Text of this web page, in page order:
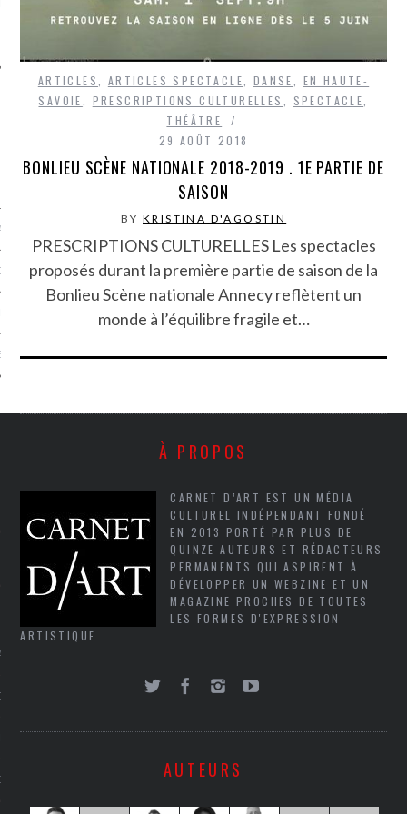
CARAVELLE
PODCAST
CARAVELLE
PODCAST
ARTICLES ARTICLES SPECTACLE DANSE
EN HAUTE-
SAVOIE
PRESCRIPTIONS CULTURELLES SPECTACLE
THÉÂTRE
29 AOÛT 2018
BONLIEU SCÈNE NATIONALE 2018-2019 . 1E PARTIE DE
SAISON
BY KRISTINA D'AGOSTIN
PRESCRIPTIONS CULTURELLES Les spectacles
proposés durant la première partie de saison de la
Bonlieu Scène nationale Annecy reflètent un
monde à l’équilibre fragile et…
À PROPOS
CARNET D’ART EST UN MÉDIA
CULTUREL INDÉPENDANT FONDÉ
EN 2013 PORTÉ PAR PLUS DE
QUINZE AUTEURS ET RÉDACTEURS
PERMANENTS QUI ASPIRENT À
DÉVELOPPER UN WEBZINE ET UN
MAGAZINE PROCHES DE TOUTES
LES FORMES D'EXPRESSION
ARTISTIQUE.
AUTEURS